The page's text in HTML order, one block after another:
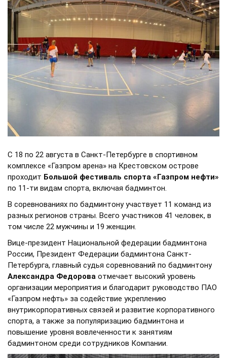
С 18 по 22 августа в Санкт-Петербурге в спортивном
комплексе «Газпром арена» на Крестовском острове
проходит Большой фестиваль спорта «Газпром нефти»
по 11-ти видам спорта, включая бадминтон.
В соревнованиях по бадминтону участвует 11 команд из
разных регионов страны. Всего участников 41 человек, в
том числе 22 мужчины и 19 женщин.
Вице-президент Национальной федерации бадминтона
России, Президент Федерации бадминтона Санкт-
Петербурга, главный судья соревнований по бадминтону
Александра Федорова отмечает высокий уровень
организации мероприятия и благодарит руководство ПАО
«Газпром нефть» за содействие укреплению
внутрикорпоративных связей и развитие корпоративного
спорта, а также за популяризацию бадминтона и
повышение уровня вовлеченности к занятиям
бадминтоном среди сотрудников Компании.